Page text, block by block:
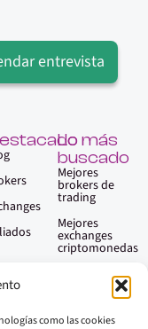
como las cookies
entrevista
Lo más
buscado
Mejores
brokers de
trading
Mejores
exchanges
criptomonedas
Aprender
trading paso